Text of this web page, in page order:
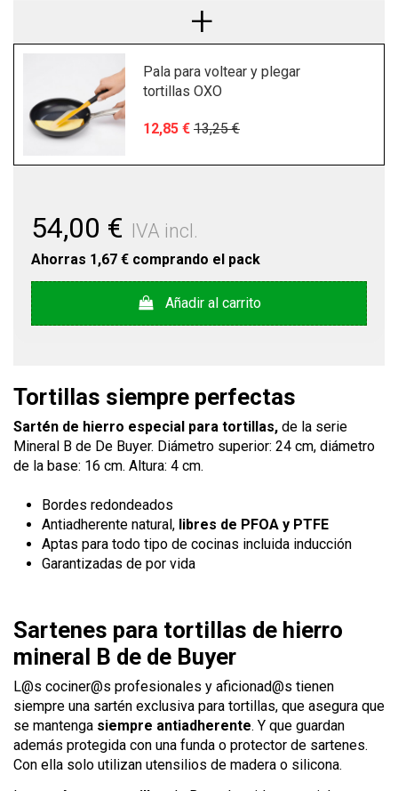
Pala para voltear y plegar
tortillas OXO
12,85 € 13,25 €
54,00 € IVA incl.
Ahorras 1,67 € comprando el pack
Añadir al carrito
Tortillas siempre perfectas
Sartén de hierro especial para tortillas, de la serie
Mineral B de De Buyer. Diámetro superior: 24 cm, diámetro
de la base: 16 cm. Altura: 4 cm.
Bordes redondeados
Antiadherente natural, libres de PFOA y PTFE
Aptas para todo tipo de cocinas incluida inducción
Garantizadas de por vida
Sartenes para tortillas de hierro
mineral B de de Buyer
L@s cociner@s profesionales y aficionad@s tienen
siempre una sartén exclusiva para tortillas, que asegura que
se mantenga siempre antiadherente. Y que guardan
además protegida con una funda o protector de sartenes.
Con ella solo utilizan utensilios de madera o silicona.